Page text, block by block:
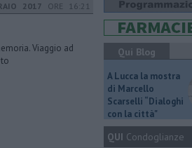
2017 ORE 16:21
Viaggio ad
Qui Blog
A Lucca la mostra
di Marcello
Scarselli “Dialoghi
con la città"
QUI Condoglianze